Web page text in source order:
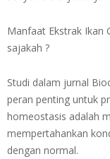
Manfaat Ekstrak Ikan
sajakah ?
Studi dalam jurnal
peran penting untuk
homeostasis adalah
mempertahankan
dengan normal.